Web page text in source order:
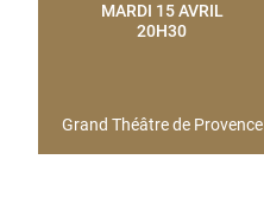
MARDI 15 AVRIL
20H30
Grand Théâtre de Provence